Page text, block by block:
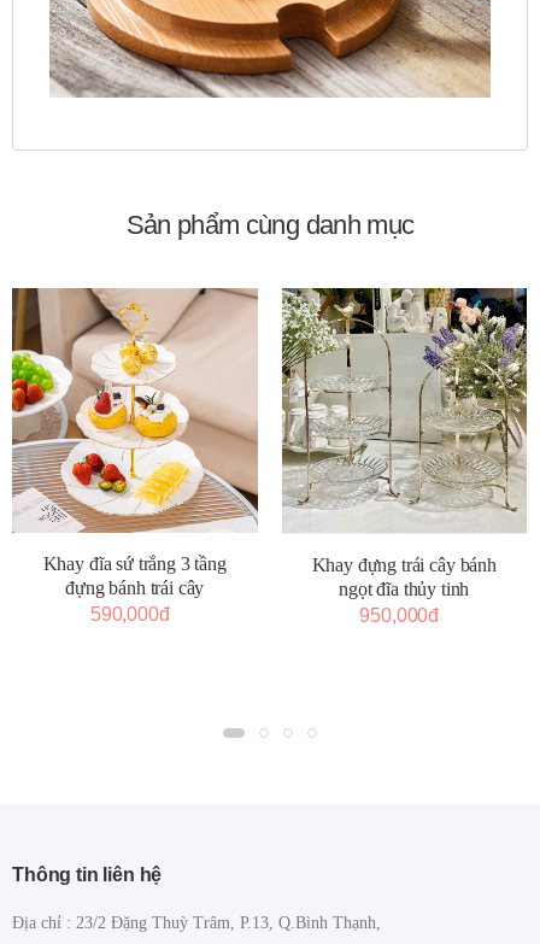
Sản phẩm cùng danh mục
Khay đĩa sứ trắng 3 tầng
đựng bánh trái cây
590,000đ
Khay đựng trái cây bánh
ngọt đĩa thủy tinh
950,000đ
Thông tin liên hệ
Địa chỉ : 23/2 Đặng Thuỳ Trâm, P.13, Q.Bình Thạnh,